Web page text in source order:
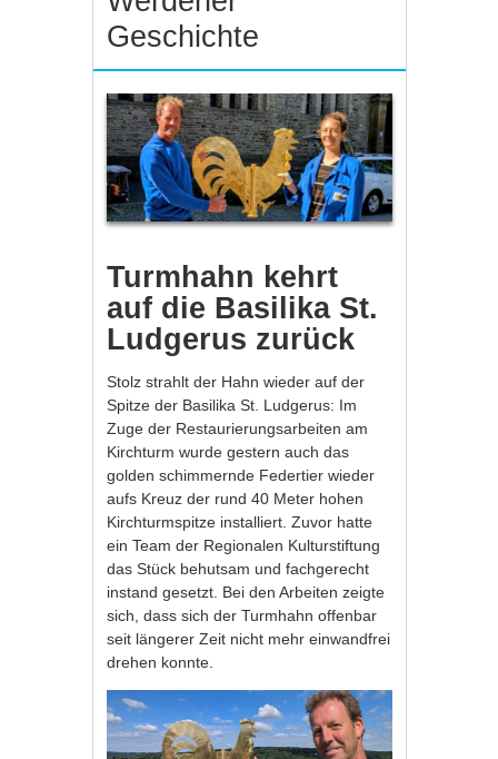
Geschichte
Turmhahn kehrt
auf die Basilika St.
Ludgerus zurück
Stolz strahlt der Hahn wieder auf der
Spitze der Basilika St. Ludgerus: Im
Zuge der Restaurierungsarbeiten am
Kirchturm wurde gestern auch das
golden schimmernde Federtier wieder
aufs Kreuz der rund 40 Meter hohen
Kirchturmspitze installiert. Zuvor hatte
ein Team der Regionalen Kulturstiftung
das Stück behutsam und fachgerecht
instand gesetzt. Bei den Arbeiten zeigte
sich, dass sich der Turmhahn offenbar
seit längerer Zeit nicht mehr einwandfrei
drehen konnte.